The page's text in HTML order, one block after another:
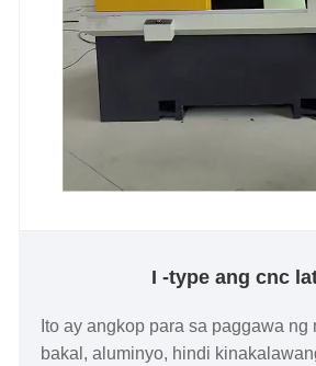
I -type ang cnc
Ito ay angkop para sa paggawa ng
bakal, aluminyo, hindi